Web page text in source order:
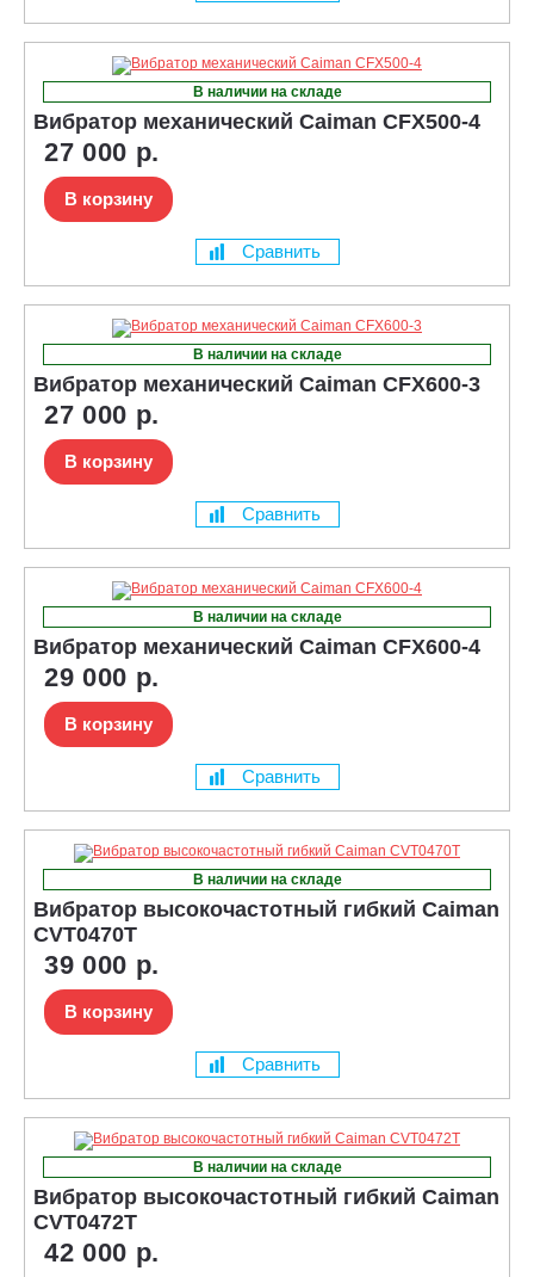
В наличии на складе
Вибратор механический Caiman CFX500-4
27 000 р.
В корзину
Сравнить
В наличии на складе
Вибратор механический Caiman CFX600-3
27 000 р.
В корзину
Сравнить
В наличии на складе
Вибратор механический Caiman CFX600-4
29 000 р.
В корзину
Сравнить
В наличии на складе
Вибратор высокочастотный гибкий Caiman
CVT0470T
39 000 р.
В корзину
Сравнить
В наличии на складе
Вибратор высокочастотный гибкий Caiman
CVT0472T
42 000 р.